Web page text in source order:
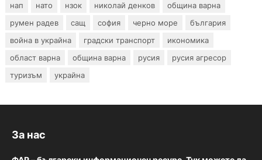
нап
нато нзок николай денков
община варна
румен радев
сащ софия черно море
българия
война в украйна
градски транспорт
икономика
област варна
община варна русия
русия агресор
туризъм
украйна
За нас